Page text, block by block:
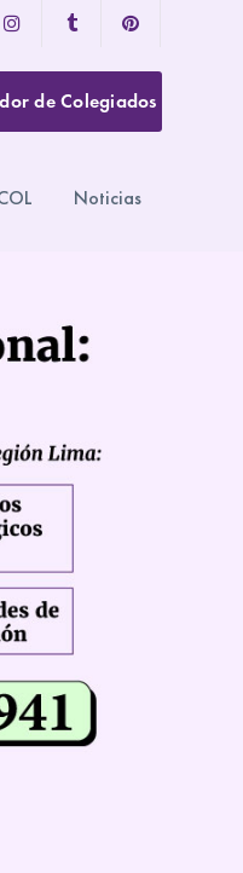
Instagram
Profile
Tumblr
Profile
Pinterest
Profile
de Colegiados
Noticias